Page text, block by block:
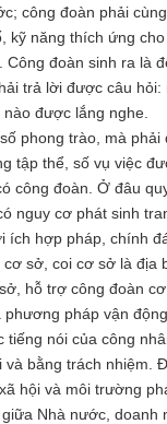
công đoàn phải
kỹ năng thích ứng
đoàn sinh ra là
trả lời được câu hỏi:
được lắng nghe.
phong trào, mà
tập thể, số vụ việc
công đoàn. Ở đâu
nguy cơ phát sinh
hợp pháp, chính
sở, coi cơ sở là địa
hỗ trợ công đoàn
pháp vận
nói của công
bằng trách nhiệm.
hội và môi trường
Nhà nước, doanh